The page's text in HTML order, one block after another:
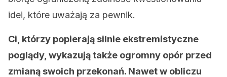
idei, które uważają za pewnik.
Ci, którzy popierają silnie ekstremistyczne
poglądy, wykazują także ogromny opór przed
zmianą swoich przekonań. Nawet w obliczu